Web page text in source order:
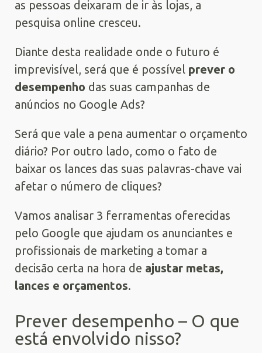
as pessoas deixaram de ir às lojas, a
pesquisa online cresceu.
Diante desta realidade onde o futuro é
imprevisível, será que é possível prever o
desempenho das suas campanhas de
anúncios no Google Ads?
Será que vale a pena aumentar o orçamento
diário? Por outro lado, como o fato de
baixar os lances das suas palavras-chave vai
afetar o número de cliques?
Vamos analisar 3 ferramentas oferecidas
pelo Google que ajudam os anunciantes e
profissionais de marketing a tomar a
decisão certa na hora de ajustar metas,
lances e orçamentos.
Prever desempenho – O que
está envolvido nisso?